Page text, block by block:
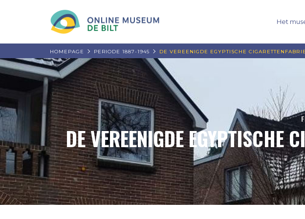
Het
HOMEPAGE PERIODE 1887-1945 DE VEREENIGDE EGYPTISCHE
DE VEREENIGDE EGYPTISCHE